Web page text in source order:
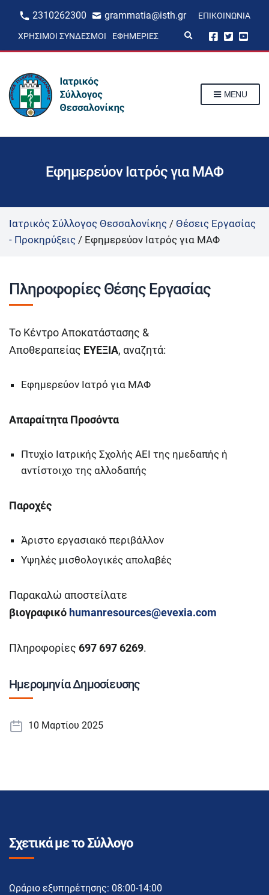
2310262300 grammatia@isth.gr ΕΠΙΚΟΙΝΩΝΊΑ
ΧΡΉΣΙΜΟΙ ΣΎΝΔΕΣΜΟΙ ΕΦΗΜΕΡΊΕΣ
p
m
MENU
Εφημερεύον Ιατρός για ΜΑΦ
Ιατρικός Σύλλογος Θεσσαλονίκης / Θέσεις Εργασίας
- Προκηρύξεις / Εφημερεύον Ιατρός για ΜΑΦ
Πληροφορίες Θέσης Εργασίας
Το Κέντρο Αποκατάστασης &
Αποθεραπείας ΕΥΕΞΙΑ, αναζητά:
Εφημερεύον Ιατρό για ΜΑΦ
Απαραίτητα Προσόντα
Πτυχίο Ιατρικής Σχολής ΑΕΙ της ημεδαπής ή
αντίστοιχο της αλλοδαπής
Παροχές
Άριστο εργασιακό περιβάλλον
Υψηλές μισθολογικές απολαβές
Παρακαλώ αποστείλατε
βιογραφικό humanresources@evexia.com
Πληροφορίες 697 697 6269.
Ημερομηνία Δημοσίευσης
10 Μαρτίου 2025
Σχετικά με το Σύλλογο
Ωράριο εξυπηρέτησης: 08:00-14:00